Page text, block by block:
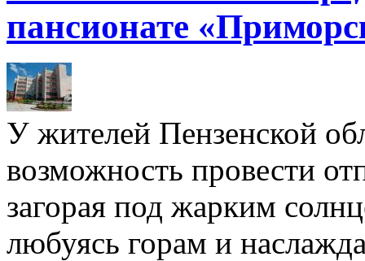
пансионате
У жителей Пензенской
возможность провести
загорая под жарким
любуясь горам и